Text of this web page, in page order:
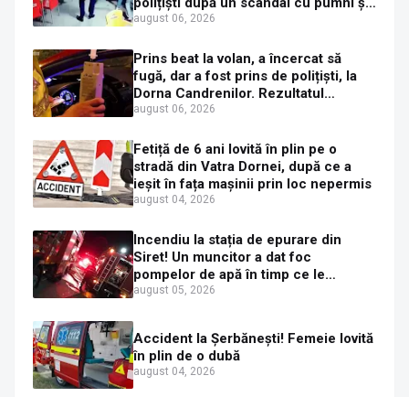
mașini distruse
august 06, 2026
Prins beat la volan, a încercat să
fugă, dar a fost prins de polițiști, la
Dorna Candrenilor. Rezultatul
etilotestului: 1,59 mg/l alcool pur în
august 06, 2026
Fetiță de 6 ani lovită în plin pe o
stradă din Vatra Dornei, după ce a
ieșit în fața mașinii prin loc nepermis
august 04, 2026
Incendiu la stația de epurare din
Siret! Un muncitor a dat foc
pompelor de apă în timp ce le
alimenta cu combustibil
august 05, 2026
Accident la Șerbănești! Femeie lovită
în plin de o dubă
august 04, 2026